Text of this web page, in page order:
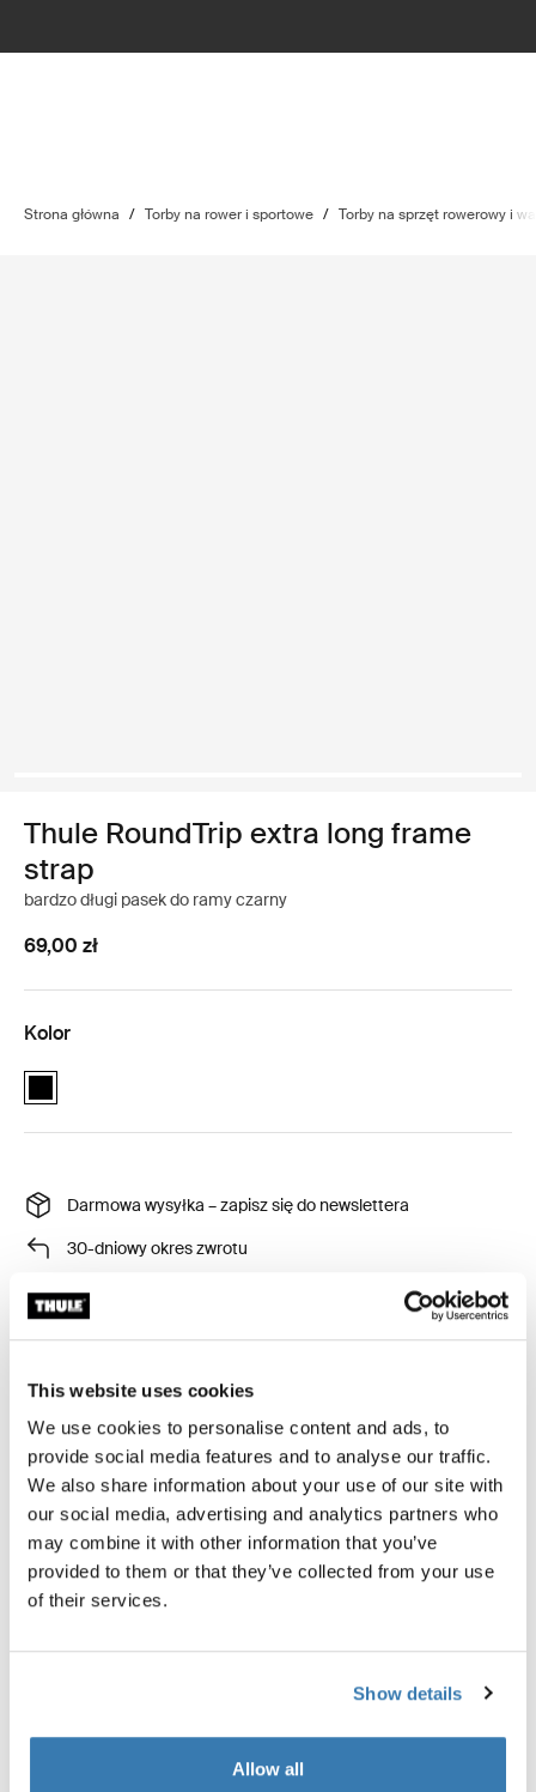
This website uses cookies
We use cookies to personalise content and ads, to
provide social media features and to analyse our traffic.
We also share information about your use of our site with
our social media, advertising and analytics partners who
may combine it with other information that you’ve
provided to them or that they’ve collected from your use
of their services.
Show details
Allow all
Strona główna / Torby na rower i sportowe / Torby na sprzęt rowerowy i
Thule RoundTrip extra long frame
strap
bardzo długi pasek do ramy czarny
69,00 zł
Kolor
Thule RoundTrip extra long frame strap Czarny (selected)
Darmowa wysyłka – zapisz się do newslettera
30-dniowy okres zwrotu
Gwarancja Thule
Pas zabezpieczający do kufrów rowerowych Thule
RoundTrip.
Toggle techspec
Dane techniczne
Recenzje